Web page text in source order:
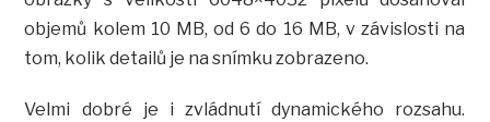
objemů kolem 10 MB, od 6 do 16 MB, v závislosti na
tom, kolik detailů je na snímku zobrazeno.
Velmi dobré je i zvládnutí dynamického rozsahu.